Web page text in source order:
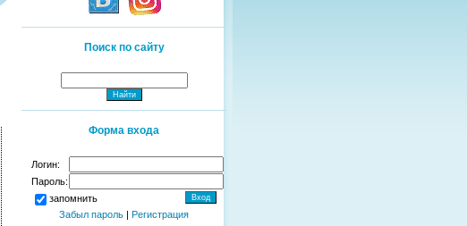
Поиск по сайту
Форма входа
Логин:
Пароль:
запомнить
Забыл пароль | Регистрация